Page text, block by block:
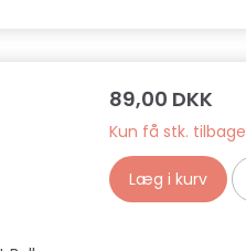
89,00 DKK
Kun få stk. tilbage
Læg i kurv